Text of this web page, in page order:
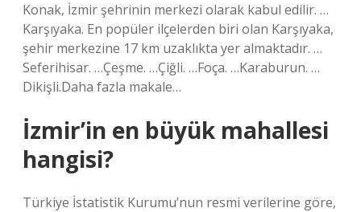
Konak, İzmir şehrinin merkezi olarak kabul edilir. …
Karşıyaka. En popüler ilçelerden biri olan Karşıyaka,
şehir merkezine 17 km uzaklıkta yer almaktadır. …
Seferihisar. …Çeşme. …Çiğli. …Foça. …Karaburun. …
Dikişli.Daha fazla makale…
İzmir’in en büyük mahallesi
hangisi?
Türkiye İstatistik Kurumu’nun resmi verilerine göre,